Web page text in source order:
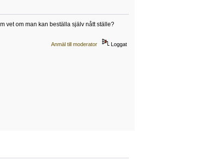
vet om man kan beställa själv nått ställe?
Anmäl till moderator Loggat